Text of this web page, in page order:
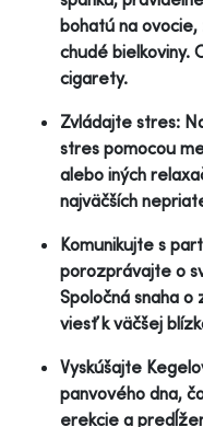
bohatú na
chudé bielkoviny.
cigarety.
Zvládajte stres:
stres pomocou
alebo iných
najväčších
Komunikujte s
porozprávajte o
Spoločná snaha
viesť k väčšej
Vyskúšajte
panvového dna,
erekcie a